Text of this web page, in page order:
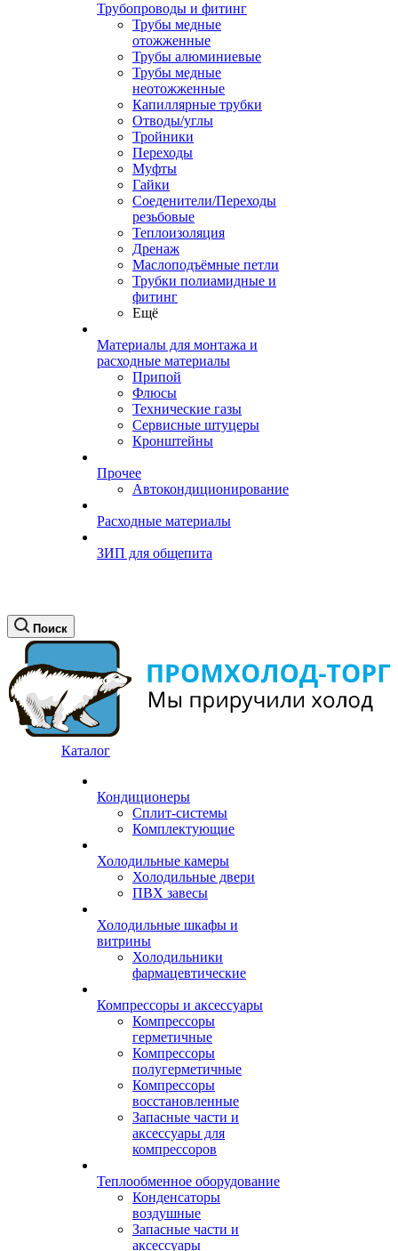
Трубопроводы и фитинг
Трубы медные
отожженные
Трубы алюминиевые
Трубы медные
неотожженные
Капиллярные трубки
Отводы/углы
Тройники
Переходы
Муфты
Гайки
Соеденители/Переходы
резьбовые
Теплоизоляция
Дренаж
Маслоподъёмные петли
Трубки полиамидные и
фитинг
Ещё
Материалы для монтажа и
расходные материалы
Припой
Флюсы
Технические газы
Сервисные штуцеры
Кронштейны
Прочее
Автокондиционирование
Расходные материалы
ЗИП для общепита
Поиск
Каталог
Кондиционеры
Сплит-системы
Комплектующие
Холодильные камеры
Холодильные двери
ПВХ завесы
Холодильные шкафы и
витрины
Холодильники
фармацевтические
Компрессоры и аксессуары
Компрессоры
герметичные
Компрессоры
полугерметичные
Компрессоры
восстановленные
Запасные части и
аксессуары для
компрессоров
Теплообменное оборудование
Конденсаторы
воздушные
Запасные части и
аксессуары